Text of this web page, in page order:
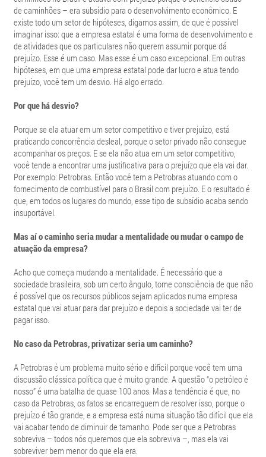
de caminhões – era subsídio para o desenvolvimento econômico. E
existe todo um setor de hipóteses, digamos assim, de que é possível
imaginar isso: que a empresa estatal é uma forma de desenvolvimento e
de atividades que os particulares não querem assumir porque dá
prejuízo. Esse é um caso. Mas esse é um caso excepcional. Em outras
hipóteses, em que uma empresa estatal pode dar lucro e atua tendo
prejuízo, você tem um desvio. Há algo errado.
Por que há desvio?
Porque se ela atuar em um setor competitivo e tiver prejuízo, está
praticando concorrência desleal, porque o setor privado não consegue
acompanhar os preços. E se ela não atua em um setor competitivo,
você tende a encontrar uma justificativa para o prejuízo que ela vai dar.
Por exemplo: Petrobras. Então você tem a Petrobras atuando com o
fornecimento de combustível para o Brasil com prejuízo. E o resultado é
que, em todos os lugares do mundo, esse tipo de subsídio acaba sendo
insuportável.
Mas aí o caminho seria mudar a mentalidade ou mudar o campo de
atuação da empresa?
Acho que começa mudando a mentalidade. É necessário que a
sociedade brasileira, sob um certo ângulo, tome consciência de que não
é possível que os recursos públicos sejam aplicados numa empresa
estatal que vai atuar para dar prejuízo e depois a sociedade vai ter de
pagar isso.
No caso da Petrobras, privatizar seria um caminho?
A Petrobras é um problema muito sério e difícil porque você tem uma
discussão clássica política que é muito grande. A questão “o petróleo é
nosso” é uma batalha de quase 100 anos. Mas a tendência é que, no
caso da Petrobras, os fatos se encarreguem de resolver isso, porque o
prejuízo é tão grande, e a empresa está numa situação tão difícil que ela
vai acabar tendo de diminuir de tamanho. Pode ser que a Petrobras
sobreviva – todos nós queremos que ela sobreviva –, mas ela vai
sobreviver bem menor do que ela era.